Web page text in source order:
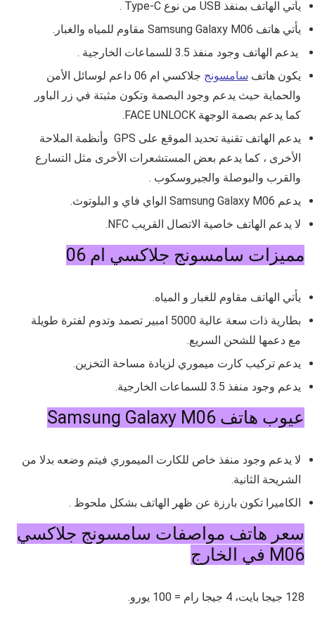
يأتي الهاتف بمنفذ USB من نوع
Type-C .
يأتي هاتف Samsung Galaxy M06 مقاوم للمياه والغبار.
يدعم الهاتف وجود منفذ 3.5 للسماعات الخارجية .
يكون هاتف سامسونج
جلاكسي ام 06 داعم لوسائل الأمن
والحماية حيث يدعم وجود البصمة وتكون مثبتة في زر الباور
كما يدعم بصمة الوجهة FACE UNLOCK.
يدعم الهاتف تقنية تحديد الموقع على GPS وأنظمة الملاحة
الأخرى ، كما يدعم بعض المستشعرات الأخرى مثل التسارع
والقرب والبوصلة والجيروسكوب .
يدعم Samsung Galaxy M06 الواي فاي و البلوتوث
.
لا يدعم الهاتف خاصية الاتصال القريب NFC.
مميزات سامسونج جلاكسي ام 06
يأتي الهاتف مقاوم للغبار و المياه.
بطارية ذات سعة عالية 5000 امبير تصمد وتدوم لفترة طويلة
مع دعمها للشحن السريع.
يدعم تركيب كارت ميموري لزيادة مساحة التخزين.
يدعم وجود منفذ 3.5 للسماعات الخارجية.
عيوب هاتف Samsung Galaxy M06
لا يدعم وجود منفذ خاص للكارت الميموري فيتم وضعه بدلا من
الشريحة الثانية.
الكاميرا تكون بارزة عن ظهر الهاتف بشكل ملحوظ .
سعر هاتف مواصفات سامسونج جلاكسي
M06 في الخارج
128 جيجا بايت، 4 جيجا رام = 100 يورو.